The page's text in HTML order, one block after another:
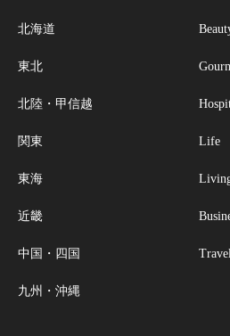
北海道
東北
北陸・甲信越
関東
東海
近畿
中国・四国
九州・沖縄
Life
Travel